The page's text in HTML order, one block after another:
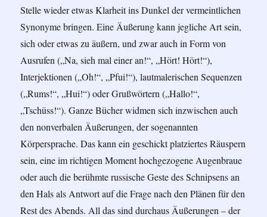
Stelle wieder etwas Klarheit ins Dunkel der vermeintlichen
Synonyme bringen. Eine Äußerung kann jegliche Art sein,
sich oder etwas zu äußern, und zwar auch in Form von
Ausrufen („Na, sieh mal einer an!“, „Hört! Hört!“),
Interjektionen („Oh!“, „Pfui!“), lautmalerischen Sequenzen
(„Rums!“, „Hui!“) oder Grußwörtern („Hallo!“,
„Tschüss!“). Ganze Bücher widmen sich inzwischen auch
den nonverbalen Äußerungen, der sogenannten
Körpersprache. Das kann ein geschickt platziertes Räuspern
sein, eine im richtigen Moment hochgezogene Augenbraue
oder auch die berühmte russische Geste des Schnipsens an
den Hals als Antwort auf die Frage nach den Plänen für den
Rest des Abends. All das sind durchaus Äußerungen – der